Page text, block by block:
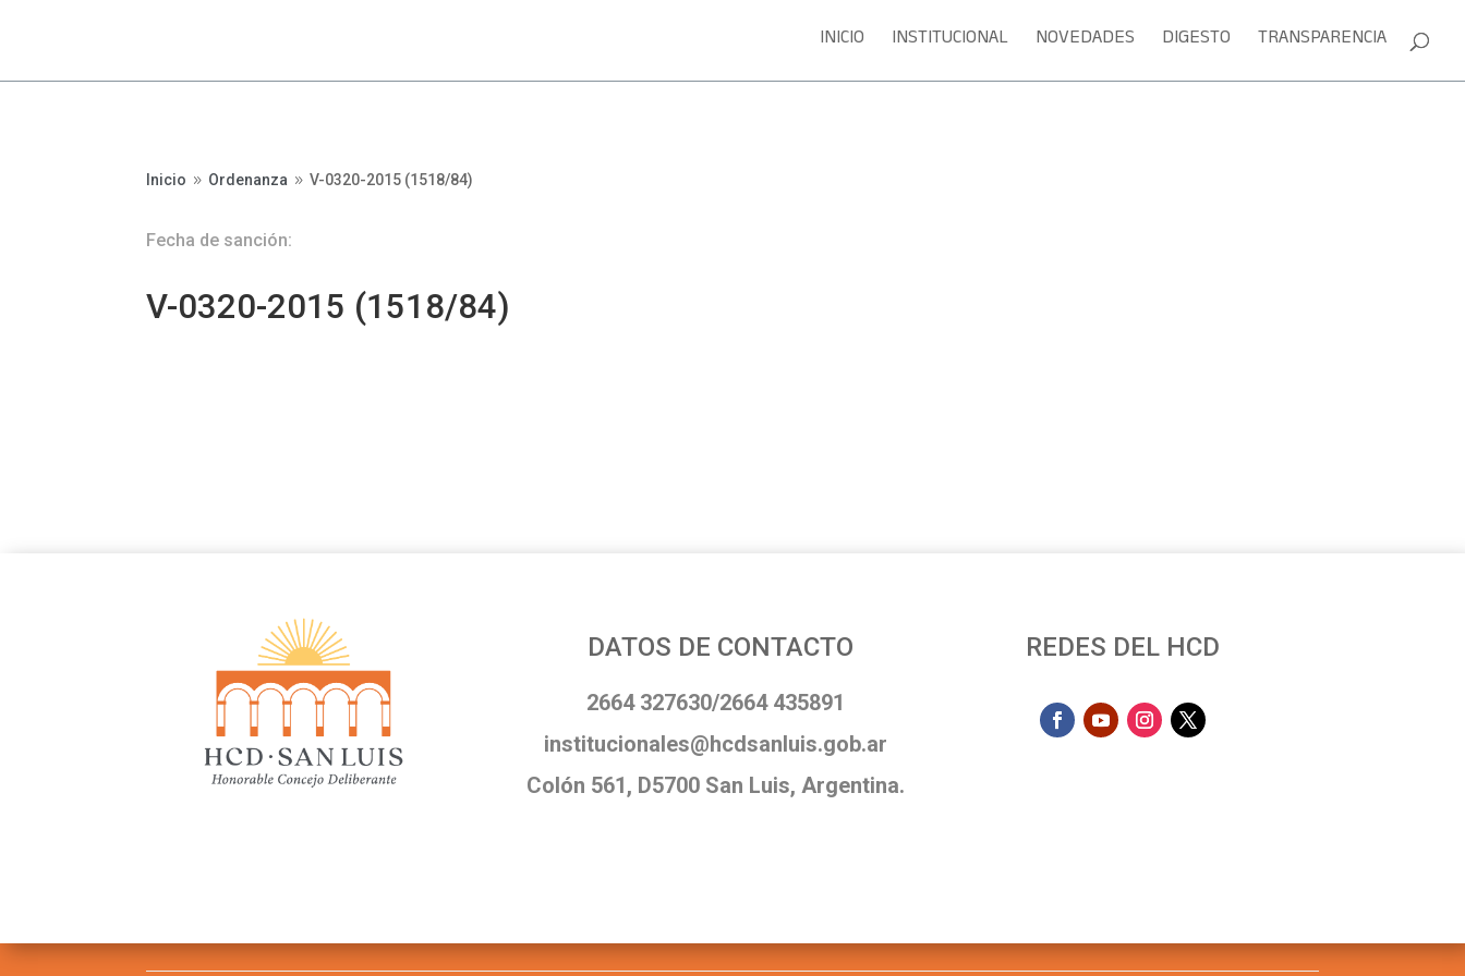
INICIO INSTITUCIONAL NOVEDADES DIGESTO TRANSPARENCIA
Inicio 9 Ordenanza 9 V-0320-2015 (1518/84)
Fecha de sanción:
V-0320-2015 (1518/84)
DATOS DE CONTACTO
2664 327630/2664 435891
institucionales@hcdsanluis.gob.ar
Colón 561, D5700 San Luis, Argentina.
REDES DEL HCD